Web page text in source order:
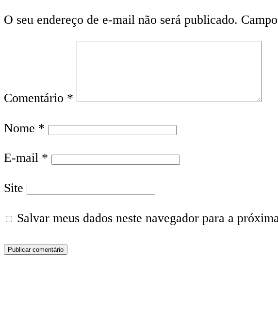
O seu endereço de e-mail não será publicado.
Comentário *
Nome *
E-mail *
Site
Salvar meus dados neste navegador para a